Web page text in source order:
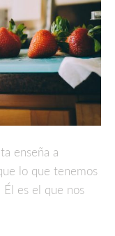
enseña a
lo que tenemos
es el que nos